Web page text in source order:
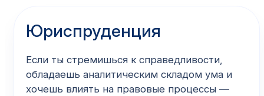
Юриспруденция
Если ты стремишься к справедливости,
обладаешь аналитическим складом ума и
хочешь влиять на правовые процессы —